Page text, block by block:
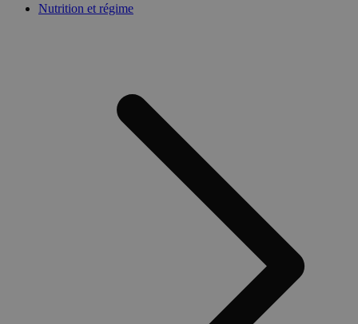
Nutrition et régime